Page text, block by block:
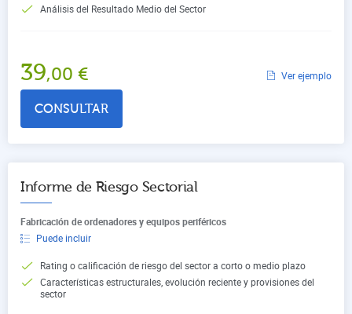
Análisis del Resultado Medio del Sector
39,00 € Ver ejemplo
CONSULTAR
Informe de Riesgo Sectorial
Fabricación de ordenadores y equipos periféricos
Puede incluir
Rating o calificación de riesgo del sector a corto o medio plazo
Características estructurales, evolución reciente y provisiones del
sector